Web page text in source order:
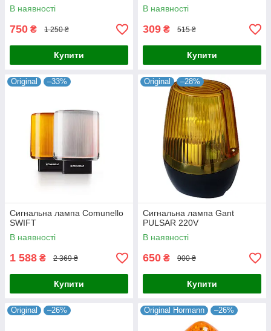
В наявності
750 ₴ 1 250 ₴
Купити
В наявності
309 ₴ 515 ₴
Купити
Original –33%
Сигнальна лампа Comunello
SWIFT
В наявності
1 588 ₴ 2 369 ₴
Купити
Original –28%
Сигнальна лампа Gant
PULSAR 220V
В наявності
650 ₴ 900 ₴
Купити
Original –26% Original Hormann –26%